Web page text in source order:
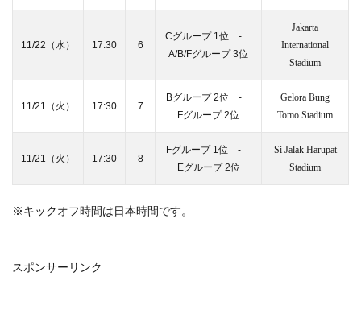
11/22（水） 17:30 6
Cグループ 1位 ‐
A/B/Fグループ 3位
Jakarta
International
Stadium
11/21（火） 17:30 7
Bグループ 2位 ‐
Fグループ 2位
Gelora Bung
Tomo Stadium
11/21（火） 17:30 8
Fグループ 1位 ‐
Eグループ 2位
Si Jalak Harupat
Stadium
※キックオフ時間は日本時間です。
スポンサーリンク